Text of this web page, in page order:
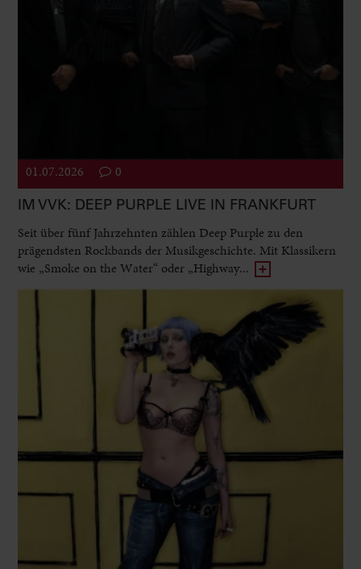
01.07.2026 0
IM VVK: DEEP PURPLE LIVE IN FRANKFURT
Seit über fünf Jahrzehnten zählen Deep Purple zu den
prägendsten Rockbands der Musikgeschichte. Mit Klassikern
wie „Smoke on the Water“ oder „Highway...